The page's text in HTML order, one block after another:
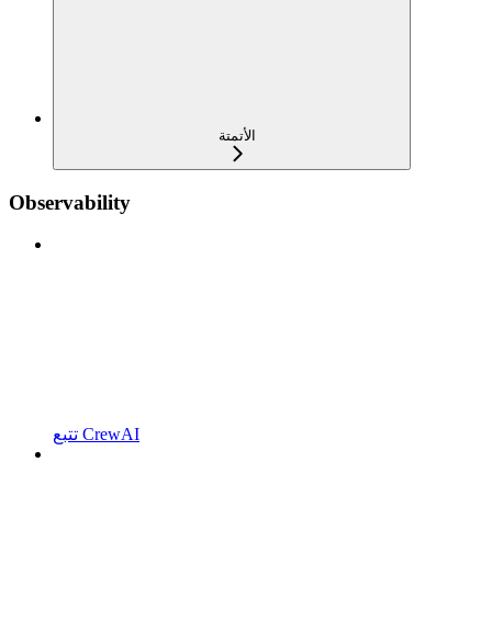
الأتمتة
Observability
تتبع CrewAI